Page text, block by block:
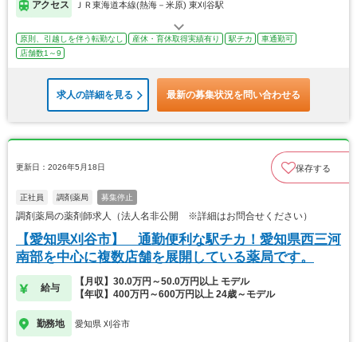
アクセス ＪＲ東海道本線(熱海－米原) 東刈谷駅
原則、引越しを伴う転勤なし 産休・育休取得実績有り 駅チカ
車通勤可
店舗数1～9
求人の詳細を見る 最新の募集状況を問い合わせる
更新日：2026年5月18日 保存する
正社員 調剤薬局 募集停止
調剤薬局の薬剤師求人（法人名非公開 ※詳細はお問合せください）
【愛知県刈谷市】 通勤便利な駅チカ！愛知県西三河
南部を中心に複数店舗を展開している薬局です。
給与
【月収】30.0万円～50.0万円以上 モデル
【年収】400万円～600万円以上 24歳～モデル
勤務地 愛知県 刈谷市